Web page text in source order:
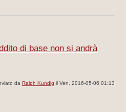
di base non si andrà
daRalph Kundig il Ven, 2016-05-06 01:13